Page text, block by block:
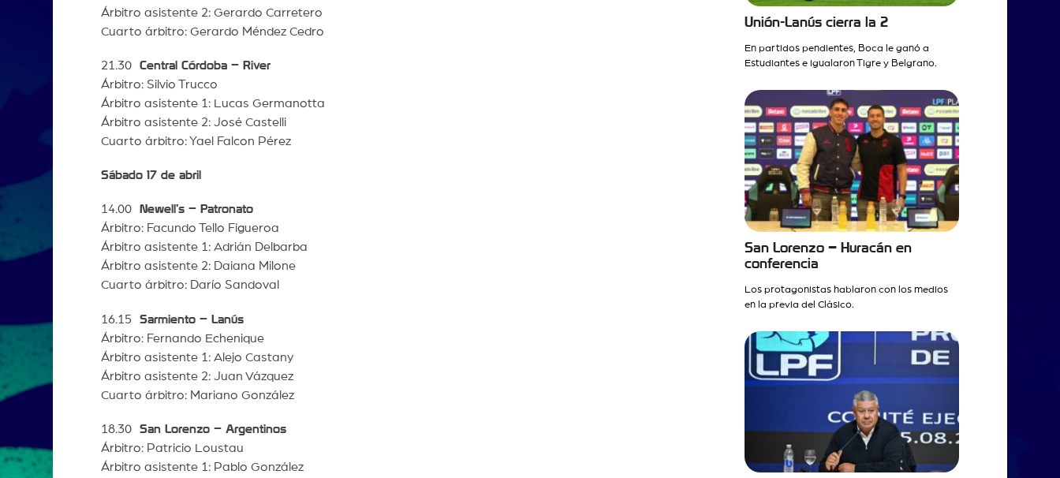
Árbitro asistente 2: Gerardo Carretero
Cuarto árbitro: Gerardo Méndez Cedro
21.30 Central Córdoba – River
Árbitro: Silvio Trucco
Árbitro asistente 1: Lucas Germanotta
Árbitro asistente 2: José Castelli
Cuarto árbitro: Yael Falcon Pérez
Sábado 17 de abril
14.00 Newell’s – Patronato
Árbitro: Facundo Tello Figueroa
Árbitro asistente 1: Adrián Delbarba
Árbitro asistente 2: Daiana Milone
Cuarto árbitro: Darío Sandoval
16.15 Sarmiento – Lanús
Árbitro: Fernando Echenique
Árbitro asistente 1: Alejo Castany
Árbitro asistente 2: Juan Vázquez
Cuarto árbitro: Mariano González
18.30 San Lorenzo – Argentinos
Árbitro: Patricio Loustau
Árbitro asistente 1: Pablo González
Unión-Lanús cierra la 2
En partidos pendientes, Boca le ganó a
Estudiantes e igualaron Tigre y Belgrano.
San Lorenzo – Huracán en
conferencia
Los protagonistas hablaron con los medios
en la previa del Clásico.